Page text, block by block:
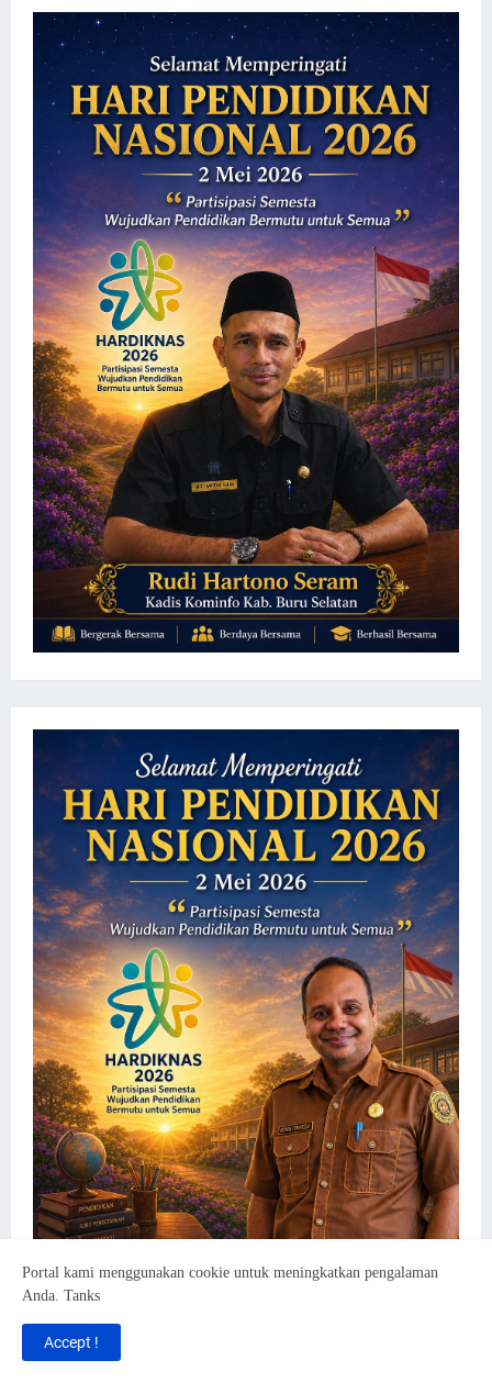
Portal kami menggunakan cookie untuk meningkatkan pengalaman
Anda. Tanks
Accept !